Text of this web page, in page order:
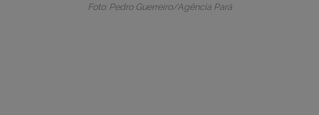
Foto: Pedro Guerreiro/Agência Pará